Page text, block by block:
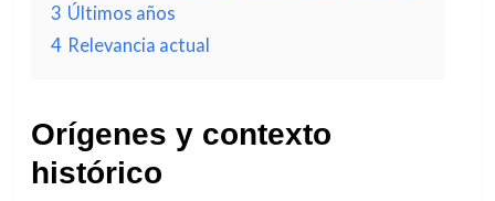
3 Últimos años
4 Relevancia actual
Orígenes y contexto
histórico